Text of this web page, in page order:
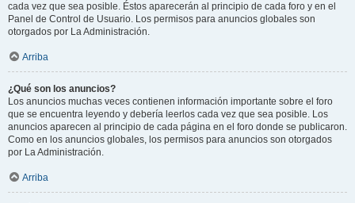
cada vez que sea posible. Éstos aparecerán al principio de cada foro y en el
Panel de Control de Usuario. Los permisos para anuncios globales son
otorgados por La Administración.
Arriba
¿Qué son los anuncios?
Los anuncios muchas veces contienen información importante sobre el foro
que se encuentra leyendo y debería leerlos cada vez que sea posible. Los
anuncios aparecen al principio de cada página en el foro donde se publicaron.
Como en los anuncios globales, los permisos para anuncios son otorgados
por La Administración.
Arriba